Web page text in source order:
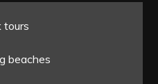
tours
beaches